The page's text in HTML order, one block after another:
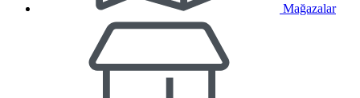
Mağazalar